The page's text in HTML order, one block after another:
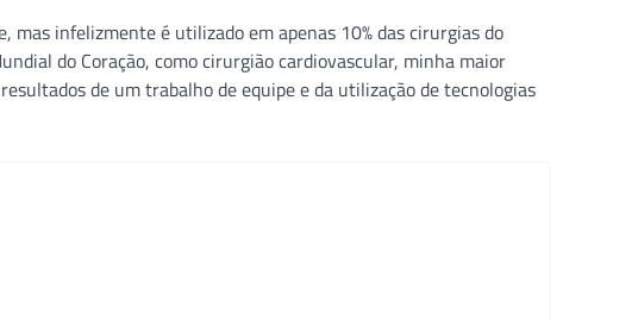
infelizmente é utilizado em apenas 10% das cirurgias do
do Coração, como cirurgião cardiovascular, minha maior
de um trabalho de equipe e da utilização de tecnologias